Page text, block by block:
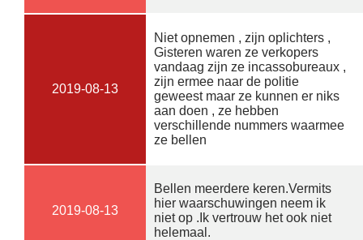
2019-08-13
Niet opnemen , zijn oplichters ,
Gisteren waren ze verkopers
vandaag zijn ze incassobureaux ,
zijn ermee naar de politie
geweest maar ze kunnen er niks
aan doen , ze hebben
verschillende nummers waarmee
ze bellen
2019-08-13
Bellen meerdere keren.Vermits
hier waarschuwingen neem ik
niet op .Ik vertrouw het ook niet
helemaal.